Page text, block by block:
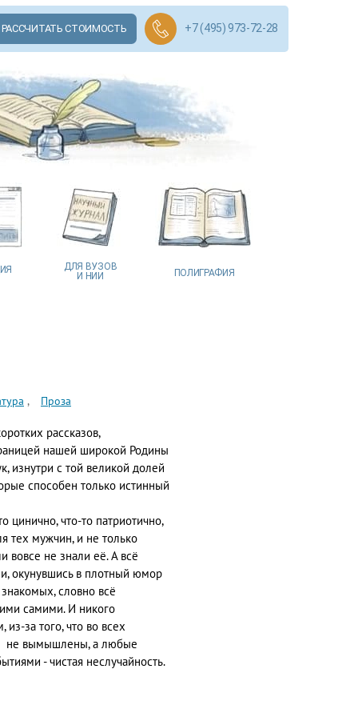
РАССЧИТАТЬ СТОИМОСТЬ +7 (495) 973-72-28
ДЛЯ ВУЗОВ
И НИИ
ПОЛИГРАФИЯ
Проза
рассказов,
нашей широкой Родины
изнутри с той великой долей
способен только истинный
цинично, что-то патриотично,
тех мужчин, и не только
не знали её. А всё
окунувшись в плотный юмор
словно всё
самими. И никого
за того, что во всех
не вымышлены, а любые
- чистая неслучайность.